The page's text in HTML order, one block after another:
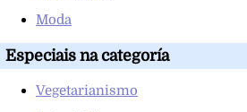
Moda
Especiais na categoría
Vegetarianismo